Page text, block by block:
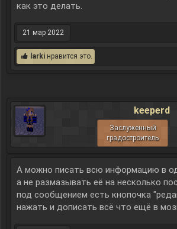
как это делать.
21 мар 2022
larki нравится это.
keeperd
Заслуженный
градостроитель
А можно писать всю информацию в
а не размазывать её на несколько
под сообщением есть кнопочка
нажать и дописать всё что ещё в